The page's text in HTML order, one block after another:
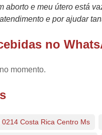
aborto e meu útero está
e por ajudar
no
momento.
Costa Rica Centro Ms